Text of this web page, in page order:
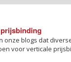
onze blogs dat
voor verticale